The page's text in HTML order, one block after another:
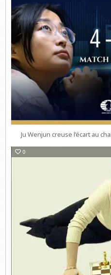
Ju Wenjun creuse l’écart au
0